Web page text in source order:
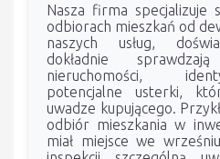
Nasza firma specjalizuje
odbiorach mieszkań od
naszych usług,
dokładnie
nieruchomości,
potencjalne usterki,
uwadze kupującego.
odbiór mieszkania w
miał miejsce we